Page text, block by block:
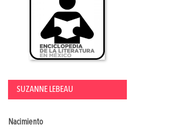
SUZANNE LEBEAU
Nacimiento